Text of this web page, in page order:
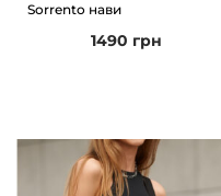
Sorrento нави
1490 грн